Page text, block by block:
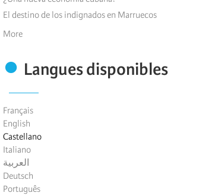
El destino de los indignados en Marruecos
More
Langues disponibles
Français
English
Castellano
Italiano
العربية
Deutsch
Português